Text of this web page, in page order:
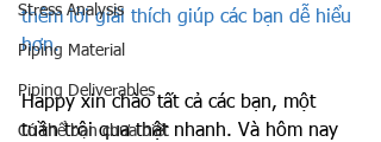
Stress Analysis
Piping Material
Piping Deliverables
Có thể bạn chưa biết
thêm lời giải thích giúp các bạn dễ hiểu
hơn.
Happy xin chào tất cả các bạn, một
tuần trôi qua thật nhanh. Và hôm nay